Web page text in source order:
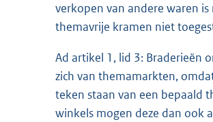
verkopen van andere waren is
themavrije kramen niet
Ad artikel 1, lid 3: Braderieën
zich van themamarkten,
teken staan van een bepaald
winkels mogen deze dan ook